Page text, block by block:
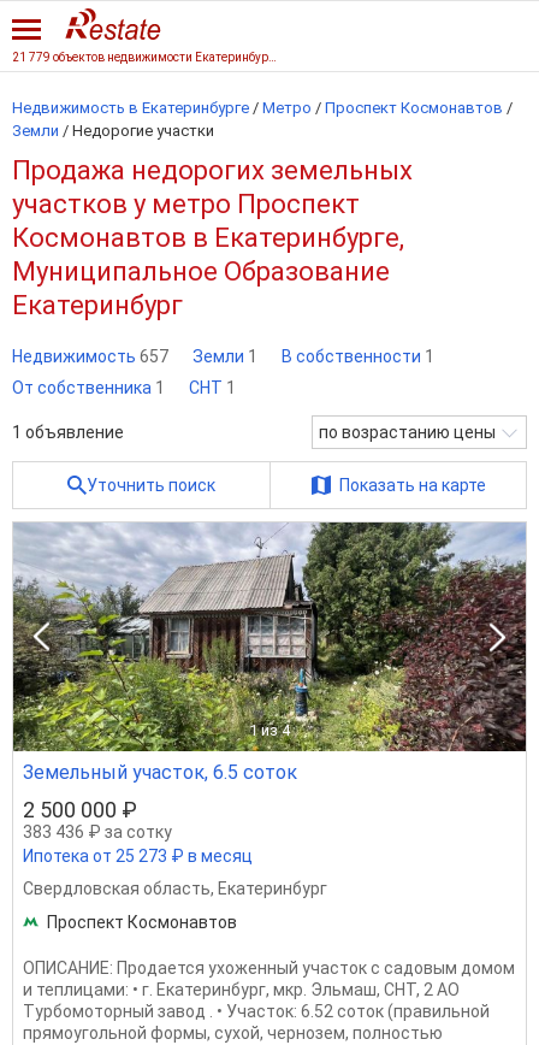
Недвижимость в Екатеринбурге / Метро / Проспект Космонавтов /
Земли / Недорогие участки
Продажа недорогих земельных
участков у метро Проспект
Космонавтов в Екатеринбурге,
Муниципальное Образование
Екатеринбург
Недвижимость 657 Земли 1 В собственности 1
От собственника 1 СНТ 1
1 объявление по возрастанию цены
Уточнить поиск Показать на карте
1 из 4
Земельный участок, 6.5 соток
2 500 000 ₽
383 436 ₽ за сотку
Ипотека от 25 273 ₽ в месяц
Свердловская область, Екатеринбург
Проспект Космонавтов
ОПИСАНИЕ: Продается ухоженный участок с садовым домом
и теплицами: • г. Екатеринбург, мкр. Эльмаш, СНТ, 2 АО
Турбомоторный завод . • Участок: 6.52 соток (правильной
прямоугольной формы, сухой, чернозем, полностью